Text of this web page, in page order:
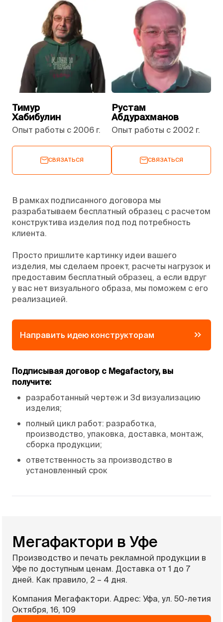
Тимур
Хабибулин
Опыт работы с 2006 г.
СВЯЗАТЬСЯ
Рустам
Абдурахманов
Опыт работы с 2002 г.
СВЯЗАТЬСЯ
В рамках подписанного договора мы
разрабатываем бесплатный образец с расчетом
конструктива изделия под под потребность
клиента.
Просто пришлите картинку идеи вашего
изделия, мы сделаем проект, расчеты нагрузок и
предоставим бесплатный образец, а если вдруг
у вас нет визуального образа, мы поможем с его
реализацией.
Направить идею конструкторам
Подписывая договор с Megafactory, вы
получите:
•
разработанный чертеж и 3d визуализацию
изделия;
•
полный цикл работ: разработка,
производство, упаковка, доставка, монтаж,
сборка продукции;
•
ответственность за производство в
установленный срок
Мегафактори в Уфе
Производство и печать рекламной продукции в
Уфе по доступным ценам. Доставка от 1 до 7
дней. Как правило, 2 – 4 дня.
Компания Мегафактори. Адрес: Уфа, ул. 50-летия
Октября, 16, 109